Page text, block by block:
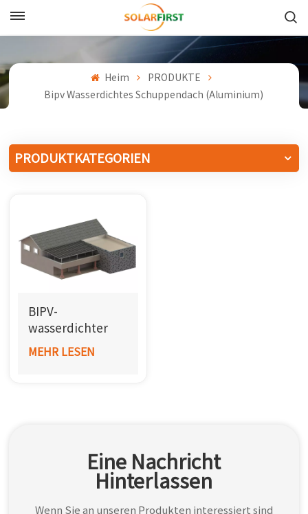
中文
Español
Português
한국어
بالعربية
Heim
PRODUKTE
Bipv Wasserdichtes Schuppendach (Aluminium)
PRODUKTKATEGORIEN
BIPV-
wasserdichter
Schuppen
(Aluminium)
MEHR LESEN
Eine Nachricht
Hinterlassen
Wenn Sie an unseren Produkten interessiert sind